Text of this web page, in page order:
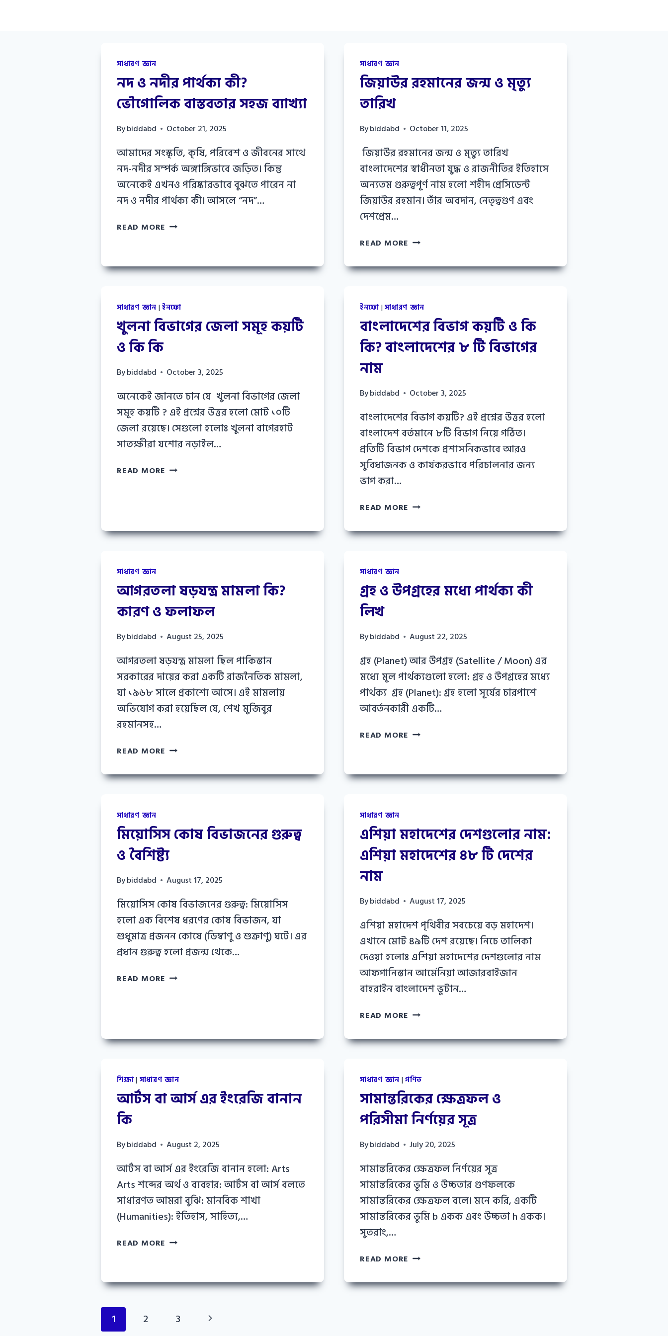
সাধারণ জ্ঞান
নদ ও নদীর পার্থক্য কী?
ভৌগোলিক বাস্তবতার সহজ ব্যাখ্যা
Bybiddabd October 21, 2025
আমাদের সংস্কৃতি, কৃষি, পরিবেশ ও জীবনের সাথে
নদ-নদীর সম্পর্ক অঙ্গাঙ্গিভাবে জড়িত। কিন্তু
অনেকেই এখনও পরিষ্কারভাবে বুঝতে পারেন না
নদ ও নদীর পার্থক্য কী। আসলে “নদ”…
READ MORE নদ
কী?
সহজ
ব্যাখ্যা
সাধারণ জ্ঞান
জিয়াউর রহমানের জন্ম ও মৃত্যু
তারিখ
Bybiddabd October 11, 2025
জিয়াউর রহমানের জন্ম ও মৃত্যু তারিখ
বাংলাদেশের স্বাধীনতা যুদ্ধ ও রাজনীতির ইতিহাসে
অন্যতম গুরুত্বপূর্ণ নাম হলো শহীদ প্রেসিডেন্ট
জিয়াউর রহমান। তাঁর অবদান, নেতৃত্বগুণ এবং
দেশপ্রেম…
READ MORE জিয়াউর
জন্ম
ও
তারিখ
সাধারণ জ্ঞান |ইনফো
খুলনা বিভাগের জেলা সমূহ কয়টি
ও কি কি
Bybiddabd October 3, 2025
অনেকেই জানতে চান যে খুলনা বিভাগের জেলা
সমূহ কয়টি ? এই প্রশ্নের উত্তর হলো মোট ১০টি
জেলা রয়েছে। সেগুলো হলোঃ খুলনা বাগেরহাট
সাতক্ষীরা যশোর নড়াইল…
READ MORE খুলনা
ও
কি
ইনফো |সাধারণ জ্ঞান
বাংলাদেশের বিভাগ কয়টি ও কি
কি? বাংলাদেশের ৮ টি বিভাগের
নাম
Bybiddabd October 3, 2025
বাংলাদেশের বিভাগ কয়টি? এই প্রশ্নের উত্তর হলো
বাংলাদেশ বর্তমানে ৮টি বিভাগ নিয়ে গঠিত।
প্রতিটি বিভাগ দেশকে প্রশাসনিকভাবে আরও
সুবিধাজনক ও কার্যকরভাবে পরিচালনার জন্য
ভাগ করা…
READ MORE বাংলাদেশের
কয়টি
ও
৮
সাধারণ জ্ঞান
আগরতলা ষড়যন্ত্র মামলা কি?
কারণ ও ফলাফল
Bybiddabd August 25, 2025
আগরতলা ষড়যন্ত্র মামলা ছিল পাকিস্তান
সরকারের দায়ের করা একটি রাজনৈতিক মামলা,
যা ১৯৬৮ সালে প্রকাশ্যে আসে। এই মামলায়
অভিযোগ করা হয়েছিল যে, শেখ মুজিবুর
রহমানসহ…
READ MORE আগরতলা
মামলা
কি?
সাধারণ জ্ঞান
গ্রহ ও উপগ্রহের মধ্যে পার্থক্য কী
লিখ
Bybiddabd August 22, 2025
গ্রহ (Planet) আর উপগ্রহ (Satellite / Moon) এর
মধ্যে মূল পার্থক্যগুলো হলো: গ্রহ ও উপগ্রহের মধ্যে
পার্থক্য গ্রহ (Planet): গ্রহ হলো সূর্যের চারপাশে
আবর্তনকারী একটি…
READ MORE গ্রহ
পার্থক্য
সাধারণ জ্ঞান
মিয়োসিস কোষ বিভাজনের গুরুত্ব
ও বৈশিষ্ট্য
Bybiddabd August 17, 2025
মিয়োসিস কোষ বিভাজনের গুরুত্ব: মিয়োসিস
হলো এক বিশেষ ধরণের কোষ বিভাজন, যা
শুধুমাত্র প্রজনন কোষে (ডিম্বাণু ও শুক্রাণু) ঘটে। এর
প্রধান গুরুত্ব হলো প্রজন্ম থেকে…
READ MORE মিয়োসিস
বৈশিষ্ট্য
সাধারণ জ্ঞান
এশিয়া মহাদেশের দেশগুলোর নাম:
এশিয়া মহাদেশের ৪৮ টি দেশের
নাম
Bybiddabd August 17, 2025
এশিয়া মহাদেশ পৃথিবীর সবচেয়ে বড় মহাদেশ।
এখানে মোট ৪৯টি দেশ রয়েছে। নিচে তালিকা
দেওয়া হলোঃ এশিয়া মহাদেশের দেশগুলোর নাম
আফগানিস্তান আর্মেনিয়া আজারবাইজান
বাহরাইন বাংলাদেশ ভুটান…
READ MORE এশিয়া
দেশগুলোর
নাম:
মহাদেশের
টি
দেশের
নাম
শিক্ষা| সাধারণ জ্ঞান
আর্টস বা আর্স এর ইংরেজি বানান
কি
Bybiddabd August 2, 2025
আর্টস বা আর্স এর ইংরেজি বানান হলো: Arts
Arts শব্দের অর্থ ও ব্যবহার: আর্টস বা আর্স বলতে
সাধারণত আমরা বুঝি: মানবিক শাখা
(Humanities): ইতিহাস, সাহিত্য,…
READ MORE আর্টস
ইংরেজি
সাধারণ জ্ঞান |গণিত
সামান্তরিকের ক্ষেত্রফল ও
পরিসীমা নির্ণয়ের সূত্র
Bybiddabd July 20, 2025
সামান্তরিকের ক্ষেত্রফল নির্ণয়ের সূত্র
সামান্তরিকের ভূমি ও উচ্চতার গুণফলকে
সামান্তরিকের ক্ষেত্রফল বলে। মনে করি, একটি
সামান্তরিকের ভূমি b একক এবং উচ্চতা h একক।
সুতরাং,…
READ MORE সামান্তরিকের
ও
পরিসীমা
Page
1 2 3
Next